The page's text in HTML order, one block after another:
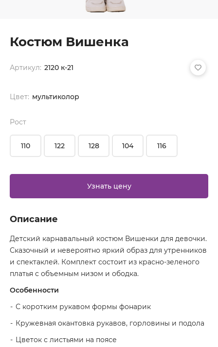
Костюм Вишенка
Артикул: 2120 к-21
Цвет: мультиколор
Рост
110 122 128 104 116
Узнать цену
Описание
Детский карнавальный костюм Вишенки для девочки.
Сказочный и невероятно яркий образ для утренников
и спектаклей. Комплект состоит из красно-зеленого
платья с объемным низом и ободка.
Особенности
С коротким рукавом формы фонарик
Кружевная окантовка рукавов, горловины и подола
Цветок с листьями на поясе